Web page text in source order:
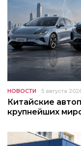
НОВОСТИ 5 августа
Китайские
крупнейших